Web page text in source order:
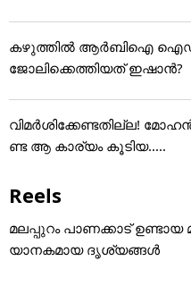
കഴുത്തില്‍ ആര്‍ബിഐ ഐഡി
ജോലിക്കെത്തിയത് ഇഷാന്‍?
വിമർശിക്കേണ്ടതില്ല!
ണ്ട ആ കാര്യം കൂടിയ.....
Reels
മലപ്പുറം പാണക്കാട് ഉണ്ടായ
യാനകമായ ദൃശ്യങ്ങൾ